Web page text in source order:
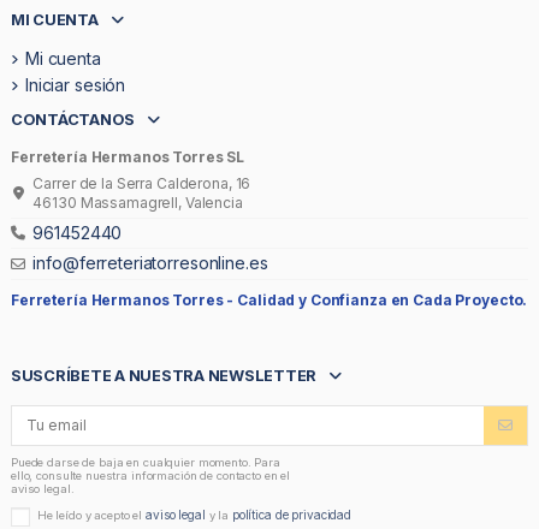
MI CUENTA
Mi cuenta
Iniciar sesión
CONTÁCTANOS
Ferretería Hermanos Torres SL
Carrer de la Serra Calderona, 16
46130 Massamagrell, Valencia
961452440
info@ferreteriatorresonline.es
Ferretería Hermanos Torres - Calidad y Confianza en Cada Proyecto.
SUSCRÍBETE A NUESTRA NEWSLETTER
Puede darse de baja en cualquier momento. Para
ello, consulte nuestra información de contacto en el
aviso legal.
He leído y acepto elaviso legal y la política de privacidad